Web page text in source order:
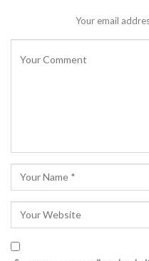
Your email